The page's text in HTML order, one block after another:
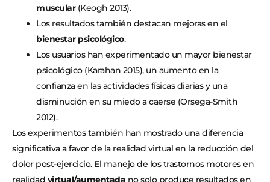
muscular(Keogh 2013).
Los resultados también destacan mejoras en el
bienestar psicológico.
Los usuarios han experimentado un mayor bienestar
psicológico (Karahan 2015), un aumento en la
confianza en las actividades físicas diarias y una
disminución en su miedo a caerse (Orsega-Smith
2012).
Los experimentos también han mostrado una diferencia
significativa a favor de la realidad virtual en la reducción del
dolor post-ejercicio. El manejo de los trastornos motores en
realidad virtual/aumentada no solo produce resultados en